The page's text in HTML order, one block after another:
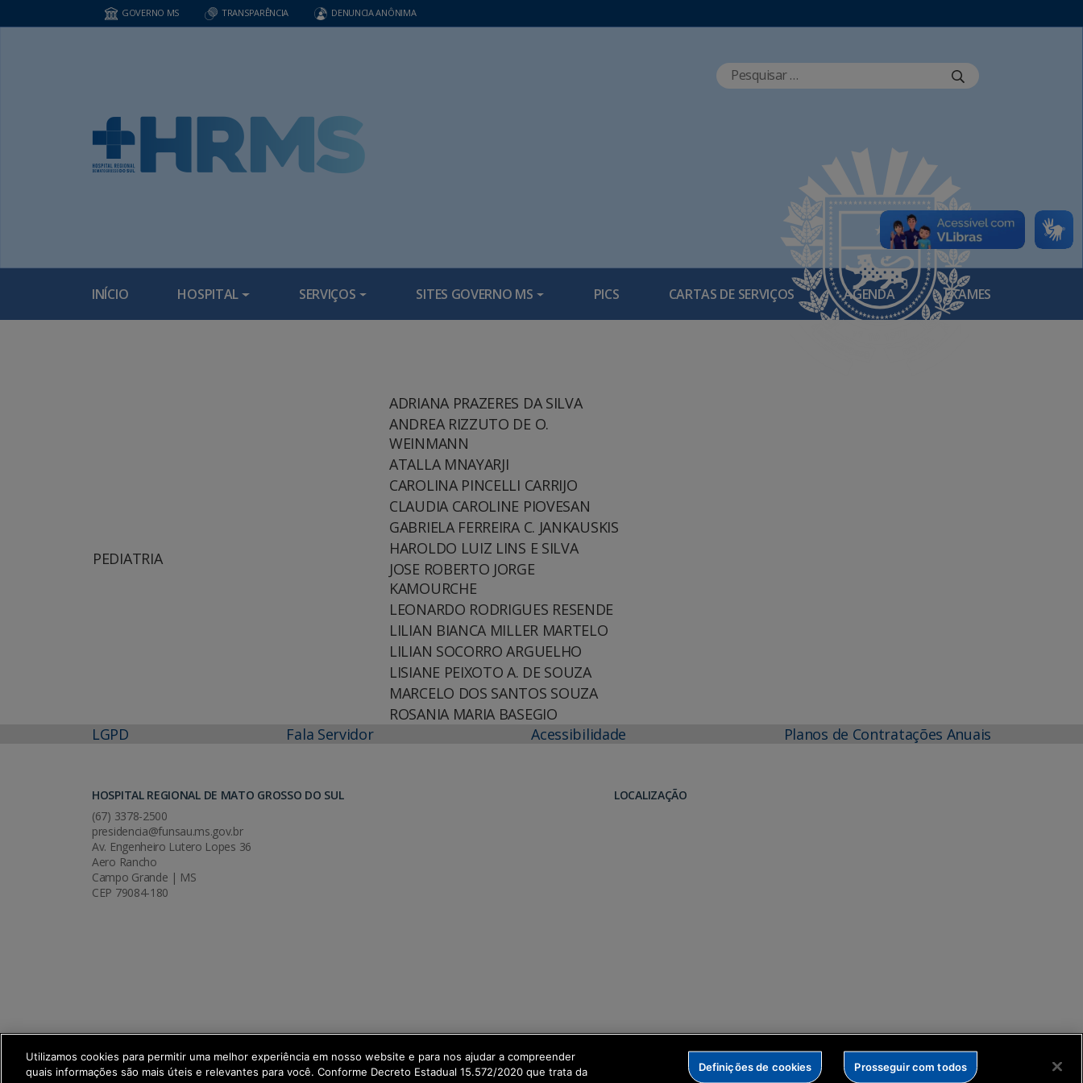
GOVERNO MS TRANSPARÊNCIA DENUNCIA ANÔNIMA
INÍCIO HOSPITAL SERVIÇOS SITES GOVERNO MS PICS CARTAS DE SERVIÇOS AGENDA EXAMES
PEDIATRIA
ADRIANA PRAZERES DA SILVA
ANDREA RIZZUTO DE O.
WEINMANN
ATALLA MNAYARJI
CAROLINA PINCELLI CARRIJO
CLAUDIA CAROLINE PIOVESAN
GABRIELA FERREIRA C. JANKAUSKIS
HAROLDO LUIZ LINS E SILVA
JOSE ROBERTO JORGE
KAMOURCHE
LEONARDO RODRIGUES RESENDE
LILIAN BIANCA MILLER MARTELO
LILIAN SOCORRO ARGUELHO
LISIANE PEIXOTO A. DE SOUZA
MARCELO DOS SANTOS SOUZA
ROSANIA MARIA BASEGIO
LGPD
Fala Servidor Acessibilidade Planos de Contratações Anuais
HOSPITAL REGIONAL DE MATO GROSSO DO SUL
(67) 3378-2500
presidencia@funsau.ms.gov.br
Av. Engenheiro Lutero Lopes 36
Aero Rancho
Campo Grande | MS
CEP 79084-180
LOCALIZAÇÃO
Utilizamos cookies para permitir uma melhor experiência em nosso website e para nos ajudar a compreender
quais informações são mais úteis e relevantes para você. Conforme Decreto Estadual 15.572/2020 que trata da
Definições de cookies Prosseguir com todos